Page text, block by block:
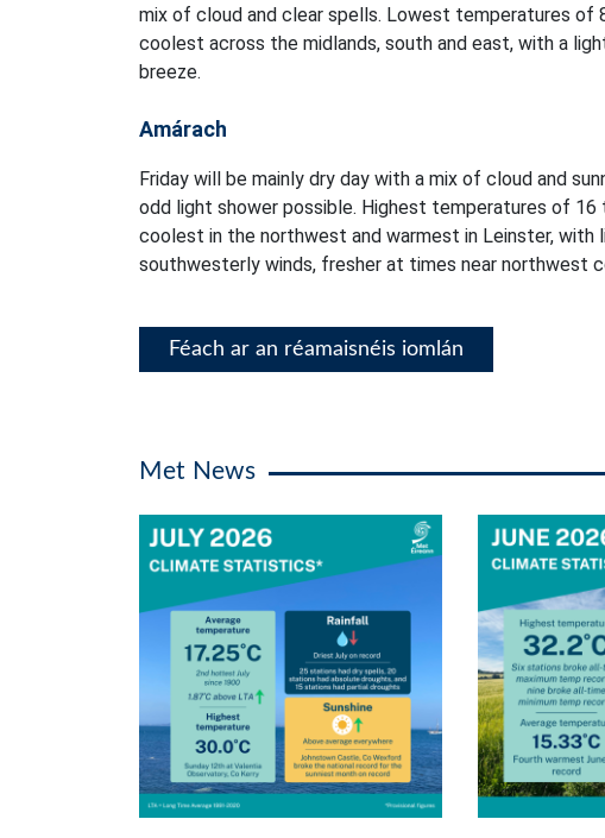
mix of cloud and clear spells. Lowest temperatures of
coolest across the midlands, south and east, with a
breeze.
Amárach
Friday will be mainly dry day with a mix of cloud and
odd light shower possible. Highest temperatures of 16
coolest in the northwest and warmest in Leinster, with
southwesterly winds, fresher at times near northwest
Féach ar an réamaisnéis iomlán
Met News